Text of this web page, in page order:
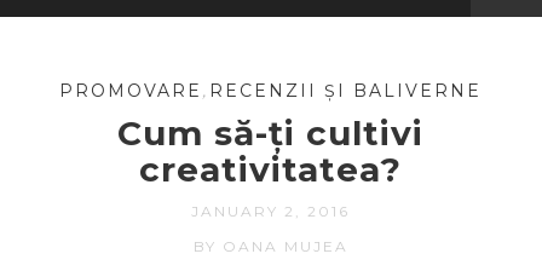
PROMOVARE , RECENZII ȘI BALIVERNE
Cum să-ți cultivi
creativitatea?
JANUARY 2, 2016
BY OANA MUJEA